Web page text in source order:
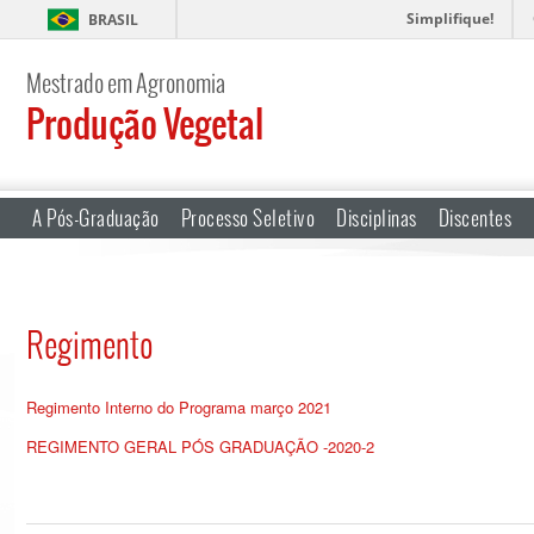
BRASIL Simplifique!
Mestrado em Agronomia
Produção Vegetal
A Pós-Graduação Processo Seletivo Disciplinas Discentes
Regimento
Regimento Interno do Programa março 2021
REGIMENTO GERAL PÓS GRADUAÇÃO -2020-2